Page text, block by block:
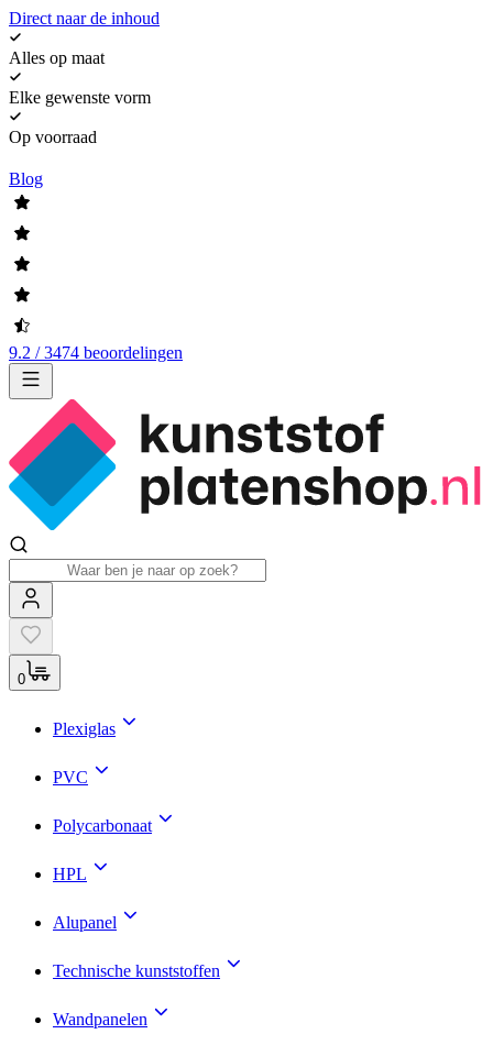
Direct naar de inhoud
Alles op maat
Elke gewenste vorm
Op voorraad
Blog
9.2 / 3474 beoordelingen
0
Plexiglas
PVC
Polycarbonaat
HPL
Alupanel
Technische kunststoffen
Wandpanelen